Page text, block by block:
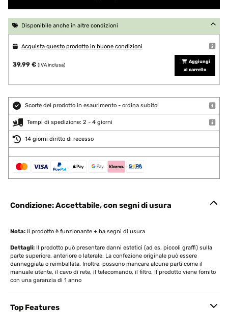
Disponibile anche in altre condizioni
Acquista questo prodotto in buone condizioni
39,99 € (IVA inclusa)
Aggiungi
al carrello
Scorte del prodotto in esaurimento - ordina subito!
Tempi di spedizione: 2 - 4 giorni
14 giorni diritto di recesso
Condizione: Accettabile, con segni di usura
Nota: Il prodotto è funzionante + ha segni di usura
Dettagli: Il prodotto può presentare danni estetici (ad es. piccoli graffi) sulla
parte superiore, anteriore o laterale. La confezione originale può essere
danneggiata o reimballata. Inoltre, possono mancare alcune parti come il
manuale utente, il cavo di rete, il telecomando, il filtro. Il prodotto viene fornito
con una garanzia di 1 anno
Top Features